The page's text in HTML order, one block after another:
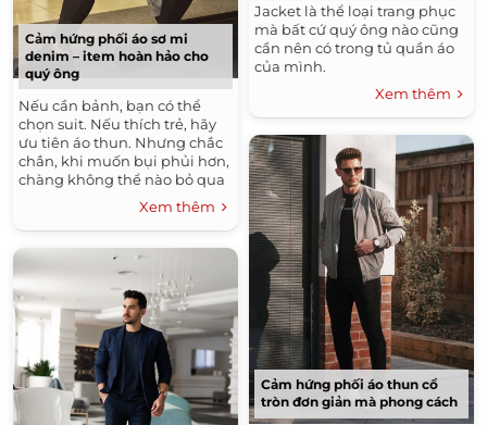
Cảm hứng phối áo sơ mi
denim – item hoàn hảo cho
quý ông
Nếu cần bảnh, bạn có thể
chọn suit. Nếu thích trẻ, hãy
ưu tiên áo thun. Nhưng chắc
chắn, khi muốn bụi phủi hơn,
chàng không thể nào bỏ qua
Xem thêm
Jacket là thể loại trang phục
mà bất cứ quý ông nào cũng
cần nên có trong tủ quần áo
của mình.
Xem thêm
Cảm hứng phối áo thun cổ
tròn đơn giản mà phong cách